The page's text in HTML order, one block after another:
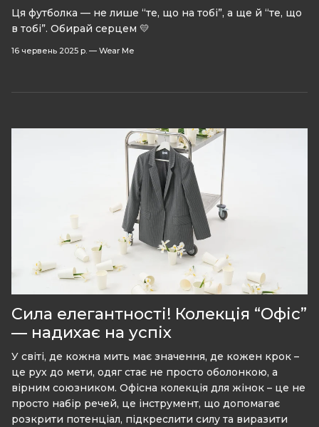
Ця футболка — не лише “те, що на тобі”, а ще й “те, що
в тобі”. Обирай серцем 💛
16 червень 2025 р. — Wear Me
Сила елегантності! Колекція “Офіс”
— надихає на успіх
У світі, де кожна мить має значення, де кожен крок –
це рух до мети, одяг стає не просто оболонкою, а
вірним союзником. Офісна колекція для жінок – це не
просто набір речей, це інструмент, що допомагає
розкрити потенціал, підкреслити силу та виразити